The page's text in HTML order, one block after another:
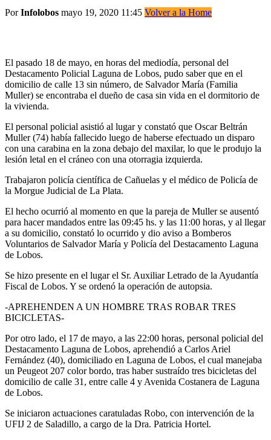
PorInfolobos mayo 19, 2020 11:45 Volver a la Home
El pasado 18 de mayo, en horas del mediodía, personal del
Destacamento Policial Laguna de Lobos, pudo saber que en el
domicilio de calle 13 sin número, de Salvador María (Familia
Muller) se encontraba el dueño de casa sin vida en el dormitorio de
la vivienda.
El personal policial asistió al lugar y constató que Oscar Beltrán
Muller (74) había fallecido luego de haberse efectuado un disparo
con una carabina en la zona debajo del maxilar, lo que le produjo la
lesión letal en el cráneo con una otorragia izquierda.
Trabajaron policía científica de Cañuelas y el médico de Policía de
la Morgue Judicial de La Plata.
El hecho ocurrió al momento en que la pareja de Muller se ausentó
para hacer mandados entre las 09:45 hs. y las 11:00 horas, y al llegar
a su domicilio, constató lo ocurrido y dio aviso a Bomberos
Voluntarios de Salvador María y Policía del Destacamento Laguna
de Lobos.
Se hizo presente en el lugar el Sr. Auxiliar Letrado de la Ayudantía
Fiscal de Lobos. Y se ordenó la operación de autopsia.
-APREHENDEN A UN HOMBRE TRAS ROBAR TRES
BICICLETAS-
Por otro lado, el 17 de mayo, a las 22:00 horas, personal policial del
Destacamento Laguna de Lobos, aprehendió a Carlos Ariel
Fernández (40), domiciliado en Laguna de Lobos, el cual manejaba
un Peugeot 207 color bordo, tras haber sustraído tres bicicletas del
domicilio de calle 31, entre calle 4 y Avenida Costanera de Laguna
de Lobos.
Se iniciaron actuaciones caratuladas Robo, con intervención de la
UFIJ 2 de Saladillo, a cargo de la Dra. Patricia Hortel.